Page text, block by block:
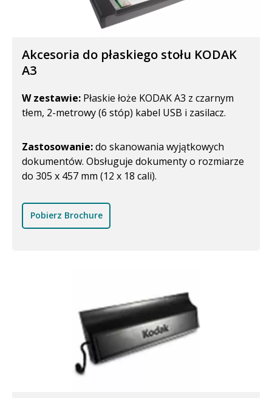
Akcesoria do płaskiego stołu KODAK
A3
W zestawie: Płaskie łoże KODAK A3 z czarnym
tłem, 2-metrowy (6 stóp) kabel USB i zasilacz.
Zastosowanie:do skanowania wyjątkowych
dokumentów. Obsługuje dokumenty o rozmiarze
do 305 x 457 mm (12 x 18 cali).
Pobierz Brochure